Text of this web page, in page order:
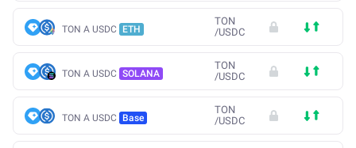
TON A USDC ETH
TON
/USDC
TON A USDC SOLANA
TON
/USDC
TON A USDC Base
TON
/USDC